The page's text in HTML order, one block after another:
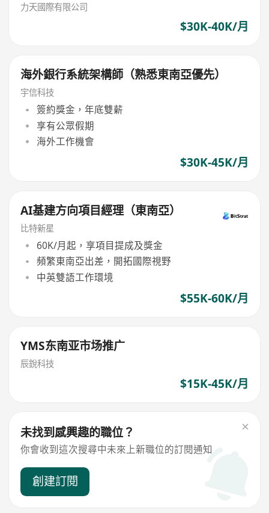
力天國際有限公司
$30K-40K/月
海外銀行系統架構師（熟悉東南亞優先）
宇信科技
簽約獎金，年底雙薪
享有公眾假期
海外工作機會
$30K-45K/月
AI基建方向項目經理（東南亞）
比特新星
60K/月起，享項目提成及獎金
頻繁東南亞出差，開拓國際視野
中英雙語工作環境
$55K-60K/月
YMS东南亚市场推广
辰銳科技
$15K-45K/月
未找到感興趣的職位？
你會收到這次搜尋中未來上新職位的訂閱通知
創建訂閱